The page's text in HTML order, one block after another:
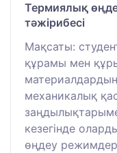
Термиялық
тәжірибесі
Мақсаты:
құрамы мен
механикалық
кезегінде
өңдеу